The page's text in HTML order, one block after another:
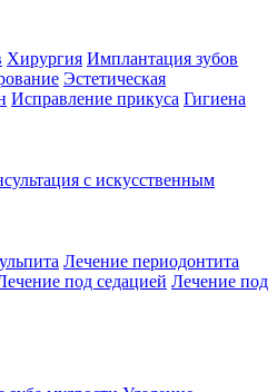
Хирургия Имплантация зубов
Эстетическая
Исправление прикуса Гигиена
с искусственным
Лечение периодонтита
под седацией Лечение под